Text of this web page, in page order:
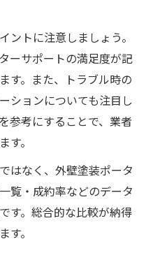
業者の特徴とは
ト利用で失敗しない
ートナーズの仕組み解
く判断材料
容を正しく読み解く
ら学ぶ選び方のコツ
判断材料の集め方
ントに注意しましょう。
ーサポートの満足度が記
す。また、トラブル時の
ションについても注目し
参考にすることで、業者
す。
はなく、外壁塗装ポータ
覧・成約率などのデータ
す。総合的な比較が納得
す。